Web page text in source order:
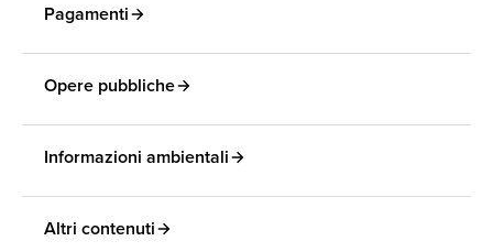
Pagamenti
Opere pubbliche
Informazioni ambientali
Altri contenuti